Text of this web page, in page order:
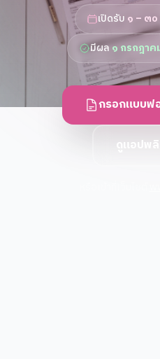
เปิดรับ ๑ – ๓
มีผล๑ กรกฎา
กรอกแบบฟ
ดูแอปพ